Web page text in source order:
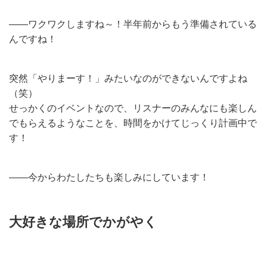
——ワクワクしますね～！半年前からもう準備されている
んですね！
突然「やりまーす！」みたいなのができないんですよね
（笑）
せっかくのイベントなので、リスナーのみんなにも楽しん
でもらえるようなことを、時間をかけてじっくり計画中で
す！
——今からわたしたちも楽しみにしています！
大好きな場所でかがやく